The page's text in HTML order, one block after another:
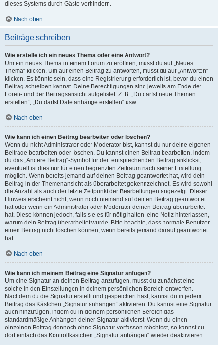
dieses Systems durch Gäste verhindern.
Nach oben
Beiträge schreiben
Wie erstelle ich ein neues Thema oder eine Antwort?
Um ein neues Thema in einem Forum zu eröffnen, musst du auf „Neues
Thema“ klicken. Um auf einen Beitrag zu antworten, musst du auf „Antworten“
klicken. Es könnte sein, dass eine Registrierung erforderlich ist, bevor du einen
Beitrag schreiben kannst. Deine Berechtigungen sind jeweils am Ende der
Foren- und der Beitragsansicht aufgelistet. Z. B. „Du darfst neue Themen
erstellen“, „Du darfst Dateianhänge erstellen“ usw.
Nach oben
Wie kann ich einen Beitrag bearbeiten oder löschen?
Wenn du nicht Administrator oder Moderator bist, kannst du nur deine eigenen
Beiträge bearbeiten oder löschen. Du kannst einen Beitrag bearbeiten, indem
du das „Ändere Beitrag“-Symbol für den entsprechenden Beitrag anklickst;
eventuell ist dies nur für einen begrenzten Zeitraum nach seiner Erstellung
möglich. Wenn bereits jemand auf deinen Beitrag geantwortet hat, wird dein
Beitrag in der Themenansicht als überarbeitet gekennzeichnet. Es wird sowohl
die Anzahl als auch der letzte Zeitpunkt der Bearbeitungen angezeigt. Dieser
Hinweis erscheint nicht, wenn noch niemand auf deinen Beitrag geantwortet
hat oder wenn ein Administrator oder Moderator deinen Beitrag überarbeitet
hat. Diese können jedoch, falls sie es für nötig halten, eine Notiz hinterlassen,
warum dein Beitrag überarbeitet wurde. Bitte beachte, dass normale Benutzer
einen Beitrag nicht löschen können, wenn bereits jemand darauf geantwortet
hat.
Nach oben
Wie kann ich meinem Beitrag eine Signatur anfügen?
Um eine Signatur an deinen Beitrag anzufügen, musst du zunächst eine
solche in den Einstellungen in deinem persönlichen Bereich entwerfen.
Nachdem du die Signatur erstellt und gespeichert hast, kannst du in jedem
Beitrag das Kästchen „Signatur anhängen“ aktivieren. Du kannst eine Signatur
auch hinzufügen, indem du in deinem persönlichen Bereich das
standardmäßige Anhängen deiner Signatur aktivierst. Wenn du einen
einzelnen Beitrag dennoch ohne Signatur verfassen möchtest, so kannst du
dort einfach das Kontrollkästchen „Signatur anhängen“ wieder deaktivieren.